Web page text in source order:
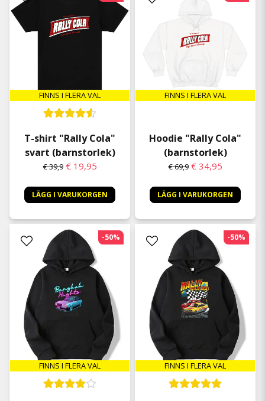
FINNS I FLERA VAL
T-shirt "Rally Cola"
svart (barnstorlek)
€ 39,9 € 19,95
LÄGG I VARUKORGEN
FINNS I FLERA VAL
Hoodie "Rally Cola"
(barnstorlek)
€ 69,9 € 34,95
LÄGG I VARUKORGEN
FINNS I FLERA VAL
-50%
FINNS I FLERA VAL
-50%